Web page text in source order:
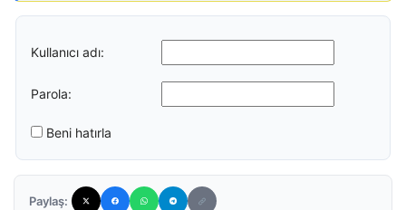
Kullanıcı adı:
Parola:
Beni hatırla
Paylaş: